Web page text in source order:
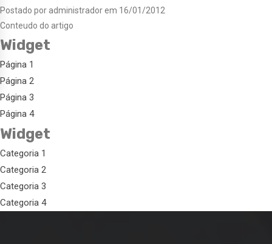
Postado por administrador em 16/01/2012
Conteudo do artigo
Widget
Página 1
Página 2
Página 3
Página 4
Widget
Categoria 1
Categoria 2
Categoria 3
Categoria 4